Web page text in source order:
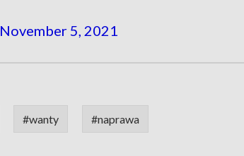
November 5, 2021
#wanty #naprawa